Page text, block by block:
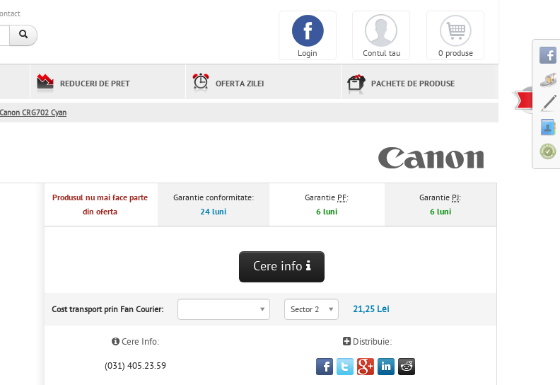
0 produse
Contul tau
Login
REDUCERI DE PRET OFERTA ZILEI PACHETE DE PRODUSE
CRG702 Cyan
Produsul nu mai face parte
din oferta
Garantie conformitate:
24 luni
Garantie PF:
6 luni
Garantie PJ:
6 luni
Cere info
Cost transport prin Fan Courier: Sector 2 21,25 Lei
Cere Info: Distribuie:
(031) 405.23.59